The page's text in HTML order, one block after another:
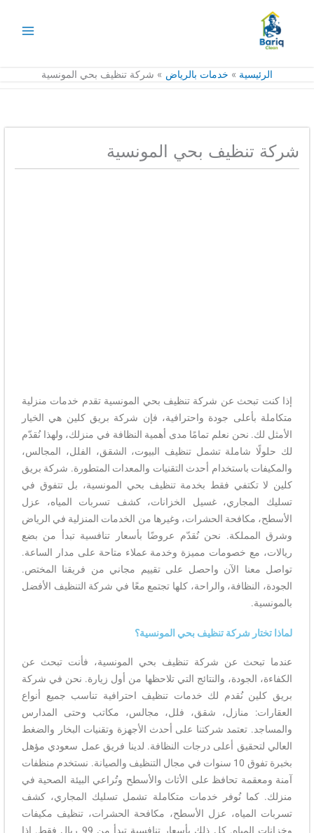
المحتوى
الرئيسية خدمات بالرياض شركة تنظيف بحي المونسية
شركة تنظيف بحي المونسية
إذا كنت تبحث عن شركة تنظيف بحي المونسية تقدم خدمات منزلية
متكاملة بأعلى جودة واحترافية، فإن شركة بريق كلين هي الخيار
الأمثل لك. نحن نعلم تمامًا مدى أهمية النظافة في منزلك، ولهذا نُقدّم
لك حلولًا شاملة تشمل تنظيف البيوت، الشقق، الفلل، المجالس،
والمكيفات باستخدام أحدث التقنيات والمعدات المتطورة. شركة بريق
كلين لا تكتفي فقط بخدمة تنظيف بحي المونسية، بل تتفوق في
تسليك المجاري، غسيل الخزانات، كشف تسربات المياه، عزل
الأسطح، مكافحة الحشرات، وغيرها من الخدمات المنزلية في الرياض
وشرق المملكة. نحن نُقدّم عروضًا بأسعار تنافسية تبدأ من بضع
ريالات، مع خصومات مميزة وخدمة عملاء متاحة على مدار الساعة.
تواصل معنا الآن واحصل على تقييم مجاني من فريقنا المختص.
الجودة، النظافة، والراحة، كلها تجتمع معًا في شركة التنظيف الأفضل
بالمونسية.
لماذا تختار شركة تنظيف بحي المونسية؟
عندما تبحث عن شركة تنظيف بحي المونسية، فأنت تبحث عن
الكفاءة، الجودة، والنتائج التي تلاحظها من أول زيارة. نحن في شركة
بريق كلين نُقدم لك خدمات تنظيف احترافية تناسب جميع أنواع
العقارات: منازل، شقق، فلل، مجالس، مكاتب وحتى المدارس
والمساجد. تعتمد شركتنا على أحدث الأجهزة وتقنيات البخار والضغط
العالي لتحقيق أعلى درجات النظافة. لدينا فريق عمل سعودي مؤهل
بخبرة تفوق 10 سنوات في مجال التنظيف والصيانة. نستخدم منظفات
آمنة ومعقمة تحافظ على الأثاث والأسطح وتُراعي البيئة الصحية في
منزلك. كما نُوفر خدمات متكاملة تشمل تسليك المجاري، كشف
تسربات المياه، عزل الأسطح، مكافحة الحشرات، تنظيف مكيفات
وخزانات المياه. كل ذلك بأسعار تنافسية تبدأ من 99 ريال فقط. إذا